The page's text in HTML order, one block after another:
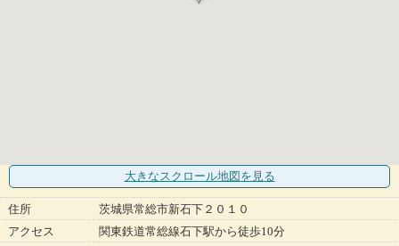
大きなスクロール地図 を見る
住所
茨城県常総市新石下２０１０
アクセス
関東鉄道常総線石下駅から徒歩10分